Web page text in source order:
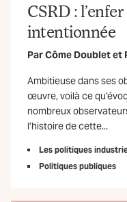
CSRD :
intentionnée
ParCôme Doubletet
Ambitieuse dans ses
œuvre, voilà ce
nombreux
l’histoire de cette...
Les politiques
Politiques publiques